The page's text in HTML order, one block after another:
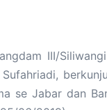
III/
se Jabar dan